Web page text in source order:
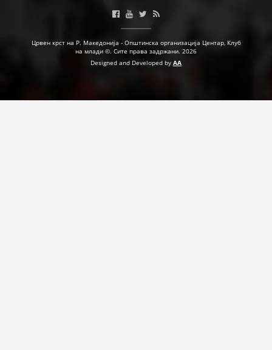
ПРИРАЧНИЦИ
СТРАТЕГИИ
ЕДУКАТИВНО ИНФОРМАТИВНИ МАТЕРИЈАЛИ
Црвен крст на Р. Македонија - Општинска организација Центар, Клуб
на млади ©. Сите права задржани. 2026
Designed and Developed by AA